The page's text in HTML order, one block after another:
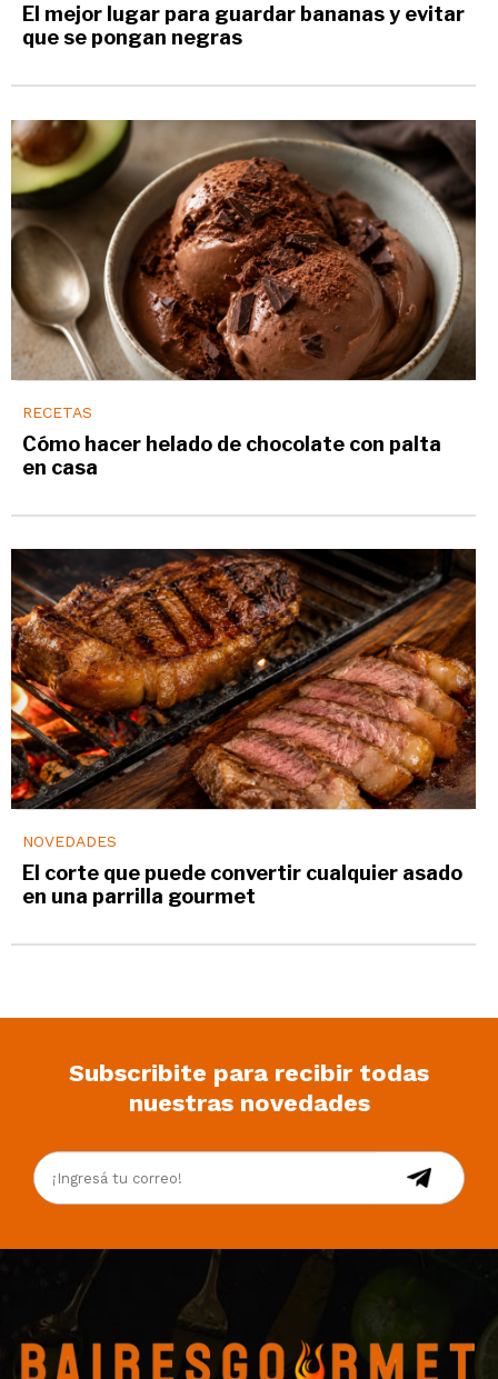
El mejor lugar para guardar bananas y evitar
que se pongan negras
RECETAS
Cómo hacer helado de chocolate con palta
en casa
NOVEDADES
El corte que puede convertir cualquier asado
en una parrilla gourmet
Subscribite para recibir todas
nuestras novedades